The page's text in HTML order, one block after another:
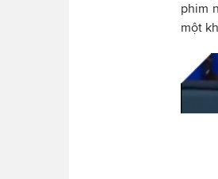
phim
một